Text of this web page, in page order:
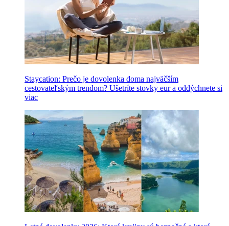
Staycation: Prečo je dovolenka doma najväčším
cestovateľským trendom? Ušetríte stovky eur a oddýchnete si
viac